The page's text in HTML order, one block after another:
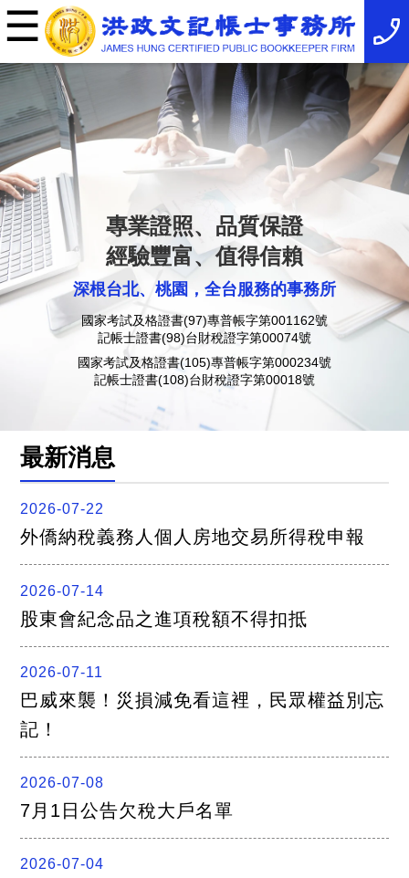
☰
×
務
所
介
最
新
消
息
稅
務
法
規
服
務
項
連
專業證照、品質保證
經驗豐富、值得信賴
深根台北、桃園，全台服務的事務所
國家考試及格證書(97)專普帳字第001162號
記帳士證書(98)台財稅證字第00074號
國家考試及格證書(105)專普帳字第000234號
記帳士證書(108)台財稅證字第00018號
最新消息
2026-07-22
外僑納稅義務人個人房地交易所得稅申報
2026-07-14
股東會紀念品之進項稅額不得扣抵
2026-07-11
巴威來襲！災損減免看這裡，民眾權益別忘
記！
2026-07-08
7月1日公告欠稅大戶名單
2026-07-04